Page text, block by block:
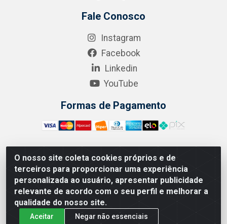
O nosso site coleta cookies próprios e de
terceiros para proporcionar uma experiência
personalizada ao usuário, apresentar publicidade
relevante de acordo com o seu perfil e melhorar a
qualidade do nosso site.
Aceitar Negar não essenciais
Fale Conosco
Instagram
Facebook
Linkedin
YouTube
Formas de Pagamento
A.R. RODRIGUEZ SOLUÇÕES EM SAÚDE - Endereço Av.
Joaquim Nabuco, 2235 - Centro, Manaus - AM, CEP
69020-031 - CNPJ 04.562.591/0001-41